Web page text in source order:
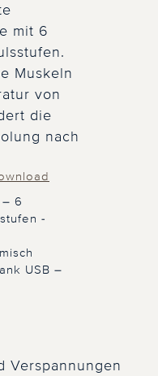
mit 6
Muskeln
von
die
nach
6
-
USB –
Verspannungen